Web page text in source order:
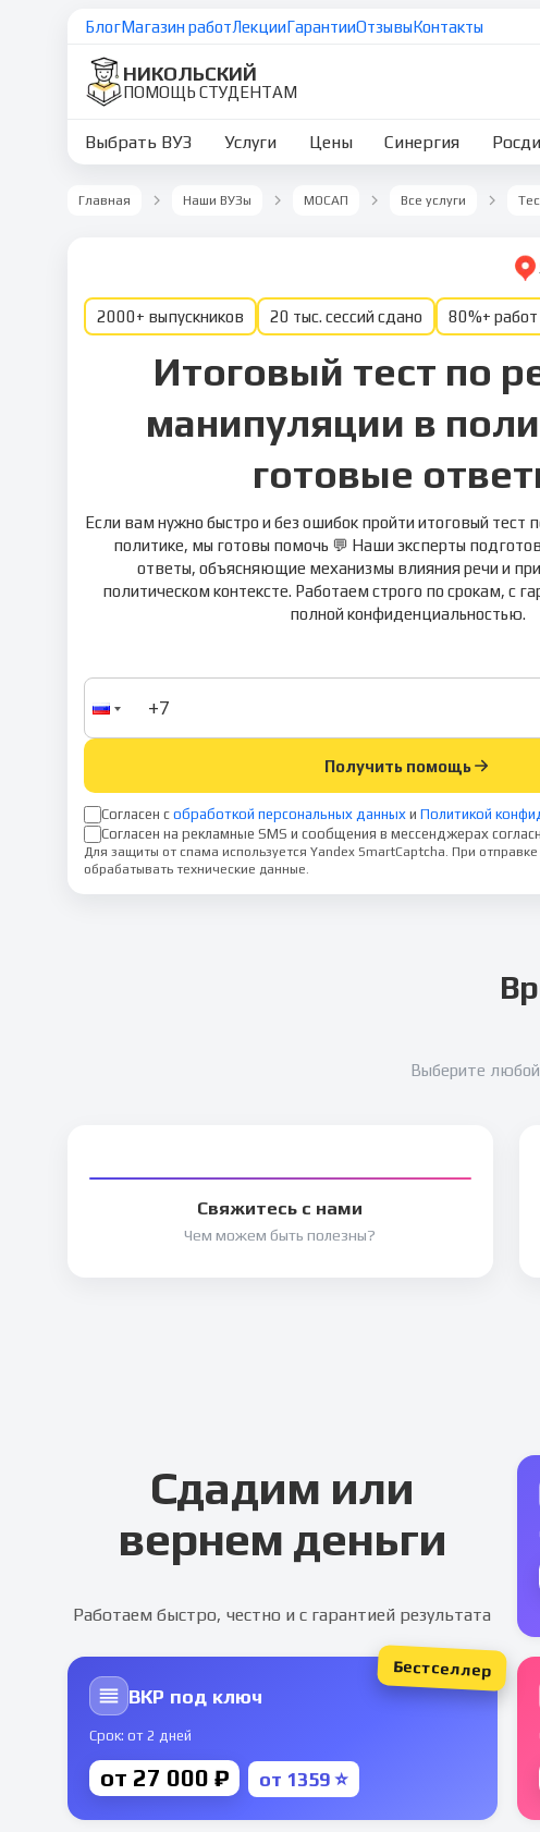
БлогМагазин работЛекцииГарантииОтзывыКонтакты
НИКОЛЬСКИЙ
ПОМОЩЬ СТУДЕНТАМ
Выбрать ВУЗ Услуги Цены Синергия
Главная Наши ВУЗы МОСАП Все услуги
2000+ выпускников 20 тыс. сессий сдано 80%+
Итоговый тест по
манипуляции в
готовые
Если вам нужно быстро и без ошибок пройти итоговый тест
политике, мы готовы помочь 💬 Наши эксперты
ответы, объясняющие механизмы влияния речи и
политическом контексте. Работаем строго по срокам, с
полной конфиденциальностью.
Получить помощь
Согласен с обработкой персональных данных и Политикой
Согласен на рекламные SMS и сообщения в мессенджерах
Для защиты от спама используется Yandex SmartCaptcha. При
обрабатывать технические данные.
Выберите любой
Свяжитесь с нами
Чем можем быть полезны?
Сдадим или
вернем деньги
Работаем быстро, честно и с гарантией результата
ВКР под ключ
Срок: от 2 дней
от 27 000 ₽ от 1359 ⭐
Бестселлер